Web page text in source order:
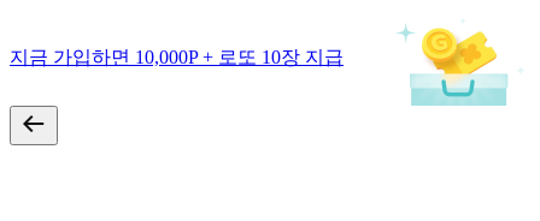
지금 가입하면 10,000P + 로또 10장 지급